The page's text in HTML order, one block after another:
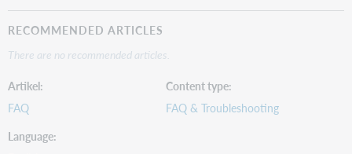
RECOMMENDED ARTICLES
There are no recommended articles.
Artikel
FAQ
Content type
FAQ & Troubleshooting
Language